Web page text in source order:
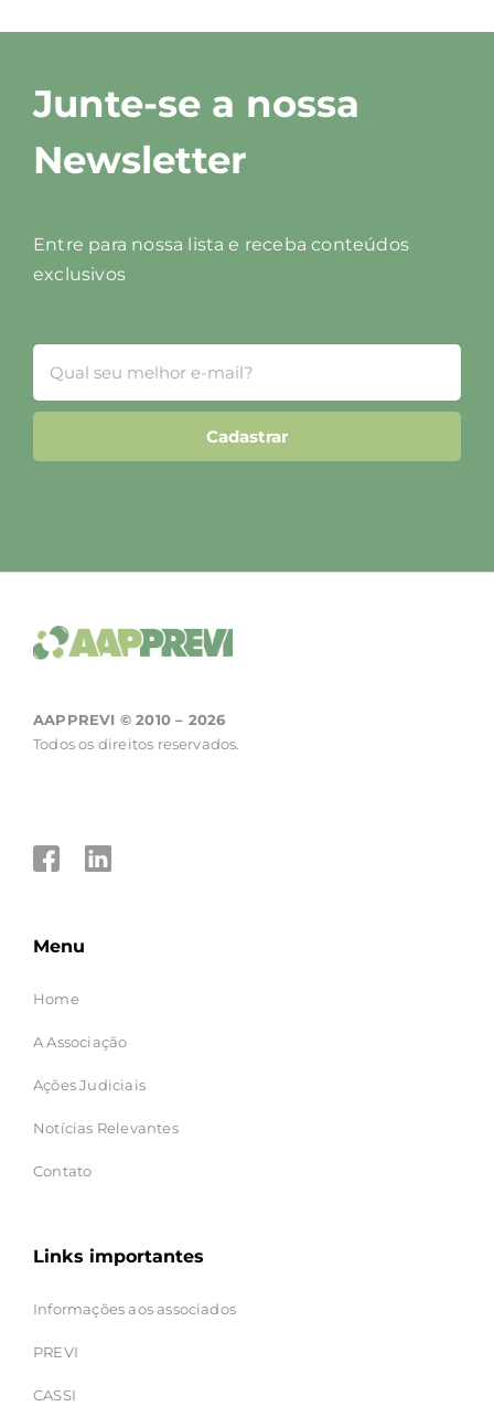
Junte-se a nossa
Newsletter
Entre para nossa lista e receba conteúdos
exclusivos
AAPPREVI © 2010 – 2026
Todos os direitos reservados.
Menu
Home
A Associação
Ações Judiciais
Notícias Relevantes
Contato
Links importantes
Informações aos associados
PREVI
CASSI